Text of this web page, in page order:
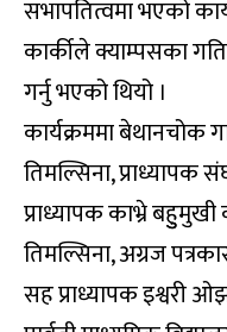
सभापतित्वमा भएको
कार्कीले क्याम्पसका
गर्नु भएको थियो ।
कार्यक्रममा बेथानचोक
तिमल्सिना,
प्राध्यापक काभ्रे
तिमल्सिना, अग्रज
सह प्राध्यापक इश्वरी